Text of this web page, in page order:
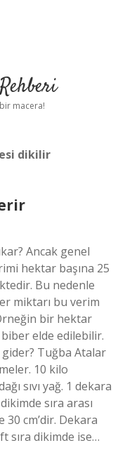
macera!
dikilir
Ancak genel
hektar başına 25
Bu nedenle
miktarı bu verim
bir hektar
elde edilebilir.
Tuğba Atalar
10 kilo
sıvı yağ. 1 dekara
sıra arası
30 cm’dir. Dekara
sıra dikimde ise…